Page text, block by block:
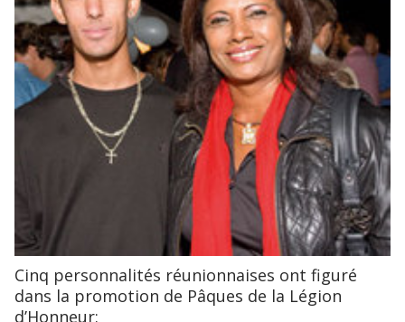
Cinq personnalités réunionnaises ont figuré
dans la promotion de Pâques de la Légion
d’Honneur: